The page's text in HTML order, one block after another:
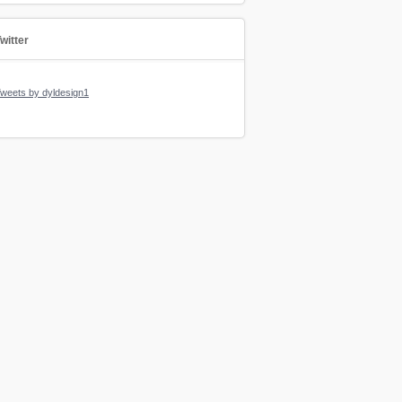
by dyldesign1